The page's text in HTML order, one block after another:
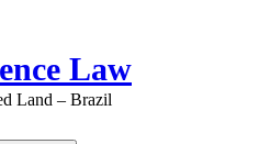
Law
Land – Brazil